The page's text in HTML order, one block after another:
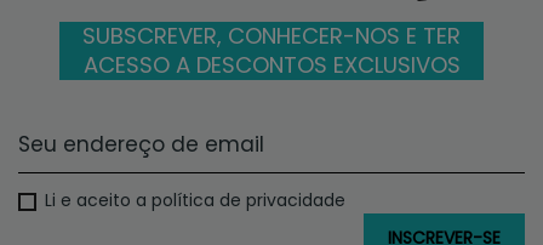
SUBSCREVER, CONHECER-NOS E TER
ACESSO A DESCONTOS EXCLUSIVOS
Li e aceito a política de privacidade